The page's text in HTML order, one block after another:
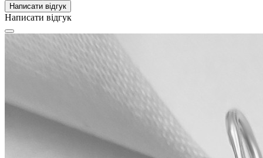
Написати відгук
Написати відгук